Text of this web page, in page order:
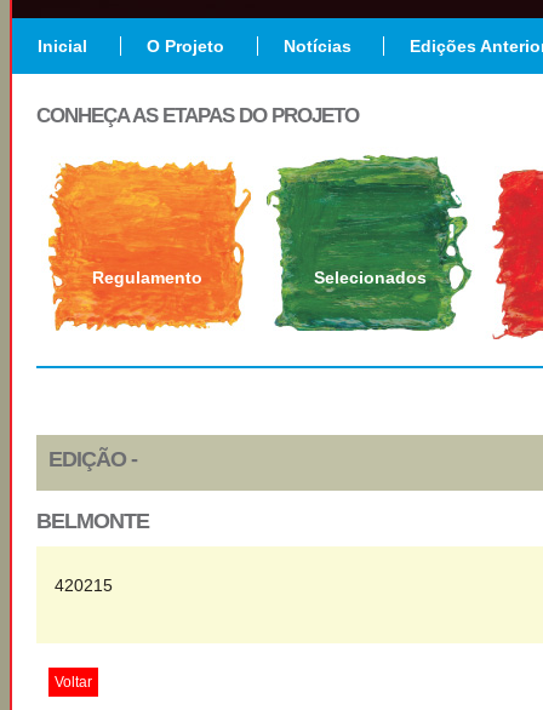
Inicial O Projeto Notícias Edições
CONHEÇA AS ETAPAS DO PROJETO
Regulamento Selecionados
EDIÇÃO -
BELMONTE
420215
Voltar